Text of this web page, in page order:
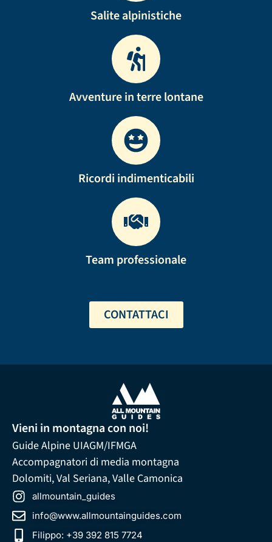
Salite alpinistiche
Avventure in terre lontane
Ricordi indimenticabili
Team professionale
CONTATTACI
Vieni in montagna con noi!
Guide Alpine UIAGM/IFMGA
Accompagnatori di media montagna
Dolomiti, Val Seriana, Valle Camonica
allmountain_guides
info@www.allmountainguides.com
Filippo: +39 392 815 7724